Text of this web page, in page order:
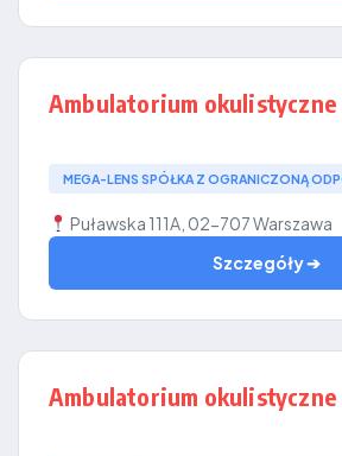
Ambulatorium okulistyczne
MEGA-LENS SPÓŁKA Z OGRANICZONĄ
Puławska 111A, 02-707 Warszawa
Szczegóły ➔
Ambulatorium okulistyczne